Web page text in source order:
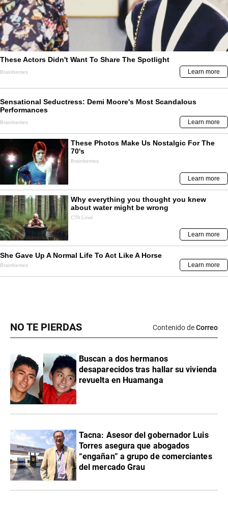
NO TE PIERDAS Contenido deCorreo
Buscan a dos hermanos
desaparecidos tras hallar su vivienda
revuelta en Huamanga
Tacna: Asesor del gobernador Luis
Torres asegura que abogados
“engañan” a grupo de comerciantes
del mercado Grau